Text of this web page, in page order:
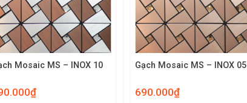
+
Mosaic MS – INOX 10
₫
+
Gạch Mosaic MS – INOX 05
690.000₫